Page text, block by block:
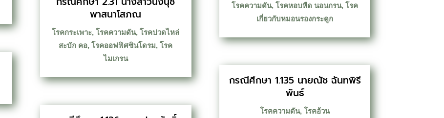
พาสนาโสภณ
โรคกระเพาะ,โรคความดัน,โรคปวดไหล่
สะบัก คอ,โรคออฟฟิศซินโดรม,โรค
ไมเกรน
โรคความดัน,โรคหอบหืด นอนกรน,โรค
เกี่ยวกับหมอนรองกระดูก
กรณีศึกษา 1.135 นายณัช ฉันทพิรี
พันธ์
โรคความดัน,โรคอ้วน